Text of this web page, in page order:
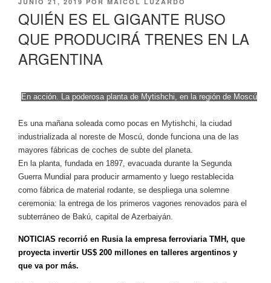
QUIÉN ES EL GIGANTE RUSO
QUE PRODUCIRÁ TRENES EN LA
ARGENTINA
En acción. La poderosa planta de Mytishchi, en la región de Moscú
Es una mañana soleada como pocas en Mytishchi, la ciudad
industrializada al noreste de Moscú, donde funciona una de las
mayores fábricas de coches de subte del planeta.
En la planta, fundada en 1897, evacuada durante la Segunda
Guerra Mundial para producir armamento y luego restablecida
como fábrica de material rodante, se despliega una solemne
ceremonia: la entrega de los primeros vagones renovados para el
subterráneo de Bakú, capital de Azerbaiyán.
NOTICIAS recorrió en Rusia la empresa ferroviaria TMH, que
proyecta invertir US$ 200 millones en talleres argentinos y
que va por más.